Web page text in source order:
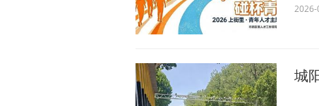
2026-
城